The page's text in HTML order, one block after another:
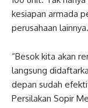
kesiapan armada
perusahaan lainnya.
“Besok kita akan
langsung
depan sudah
Persilakan Sopir